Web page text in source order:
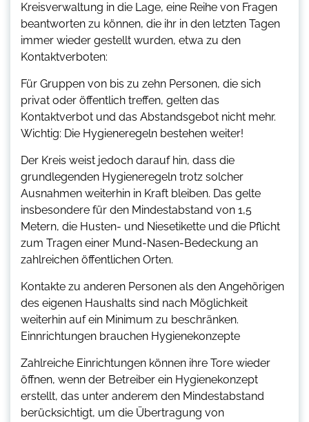
Kreisverwaltung in die Lage, eine Reihe von Fragen
beantworten zu können, die ihr in den letzten Tagen
immer wieder gestellt wurden, etwa zu den
Kontaktverboten:
Für Gruppen von bis zu zehn Personen, die sich
privat oder öffentlich treffen, gelten das
Kontaktverbot und das Abstandsgebot nicht mehr.
Wichtig: Die Hygieneregeln bestehen weiter!
Der Kreis weist jedoch darauf hin, dass die
grundlegenden Hygieneregeln trotz solcher
Ausnahmen weiterhin in Kraft bleiben. Das gelte
insbesondere für den Mindestabstand von 1,5
Metern, die Husten- und Niesetikette und die Pflicht
zum Tragen einer Mund-Nasen-Bedeckung an
zahlreichen öffentlichen Orten.
Kontakte zu anderen Personen als den Angehörigen
des eigenen Haushalts sind nach Möglichkeit
weiterhin auf ein Minimum zu beschränken.
Einnrichtungen brauchen Hygienekonzepte
Zahlreiche Einrichtungen können ihre Tore wieder
öffnen, wenn der Betreiber ein Hygienekonzept
erstellt, das unter anderem den Mindestabstand
berücksichtigt, um die Übertragung von